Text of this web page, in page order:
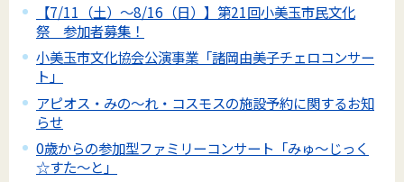
【7/11（土）～8/16（日）】第21回小美玉市民文化
祭 参加者募集！
小美玉市文化協会公演事業「諸岡由美子チェロコンサー
ト」
アピオス・みの～れ・コスモスの施設予約に関するお知
らせ
0歳からの参加型ファミリーコンサート「みゅ～じっく
☆すた～と」